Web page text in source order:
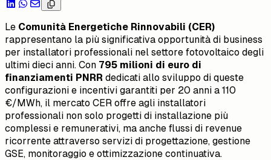
Le Comunità Energetiche Rinnovabili (CER)
rappresentano la più significativa opportunità di business
per installatori professionali nel settore fotovoltaico degli
ultimi dieci anni. Con 795 milioni di euro di
finanziamenti PNRR dedicati allo sviluppo di queste
configurazioni e incentivi garantiti per 20 anni a 110
€/MWh, il mercato CER offre agli installatori
professionali non solo progetti di installazione più
complessi e remunerativi, ma anche flussi di revenue
ricorrente attraverso servizi di progettazione, gestione
GSE, monitoraggio e ottimizzazione continuativa.